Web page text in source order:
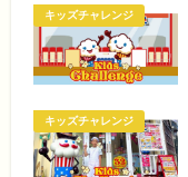
キッズチャレンジ
キッズチャレンジ